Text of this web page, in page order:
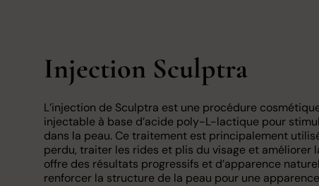
Injection Sculptra
L’injection de Sculptra est une procédure
injectable à base d’acide poly-L-lactique pour
dans la peau. Ce traitement est principalement
perdu, traiter les rides et plis du visage et améliorer
offre des résultats progressifs et d’apparence
renforcer la structure de la peau pour une